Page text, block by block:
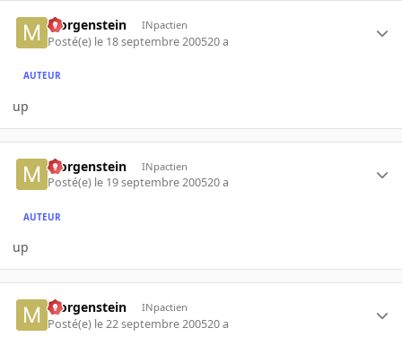
Morgenstein INpactien
Posté(e) le 18 septembre 200520 a
AUTEUR
up
Morgenstein INpactien
Posté(e) le 19 septembre 200520 a
AUTEUR
up
Morgenstein INpactien
Posté(e) le 22 septembre 200520 a